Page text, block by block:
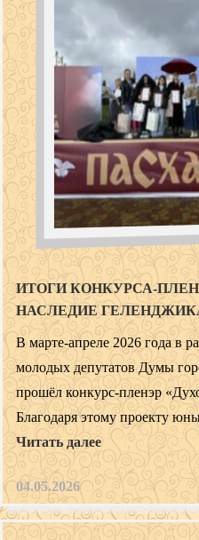
ИТОГИ
НАСЛЕДИЕ
В марте-апреле 2026 года в
молодых депутатов Думы
прошёл конкурс‑пленэр
Благодаря этому проекту
Читать далее
04.05.2026